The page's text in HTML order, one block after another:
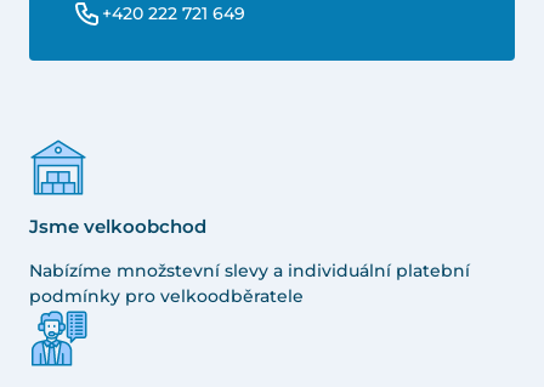
+420 222 721 649
Jsme velkoobchod
Nabízíme množstevní slevy a individuální platební
podmínky pro velkoodběratele